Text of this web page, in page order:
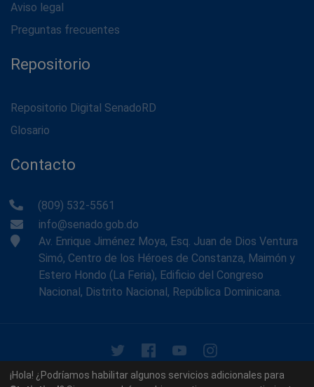
Aviso legal
Preguntas frecuentes
Repositorio
Repositorio Digital SenadoRD
Glosario
Contacto
(809) 532-5561
info@senado.gob.do
Av. Enrique Jiménez Moya, Esq. Juan de Dios Ventura
Simó, Centro de los Héroes de Constanza, Maimón y
Estero Hondo (La Feria), Edificio del Congreso
Nacional, Distrito Nacional, República Dominicana.
© 2026 - Memoria Histórica del Senado de la República
¡Hola! ¿Podríamos habilitar algunos servicios adicionales para